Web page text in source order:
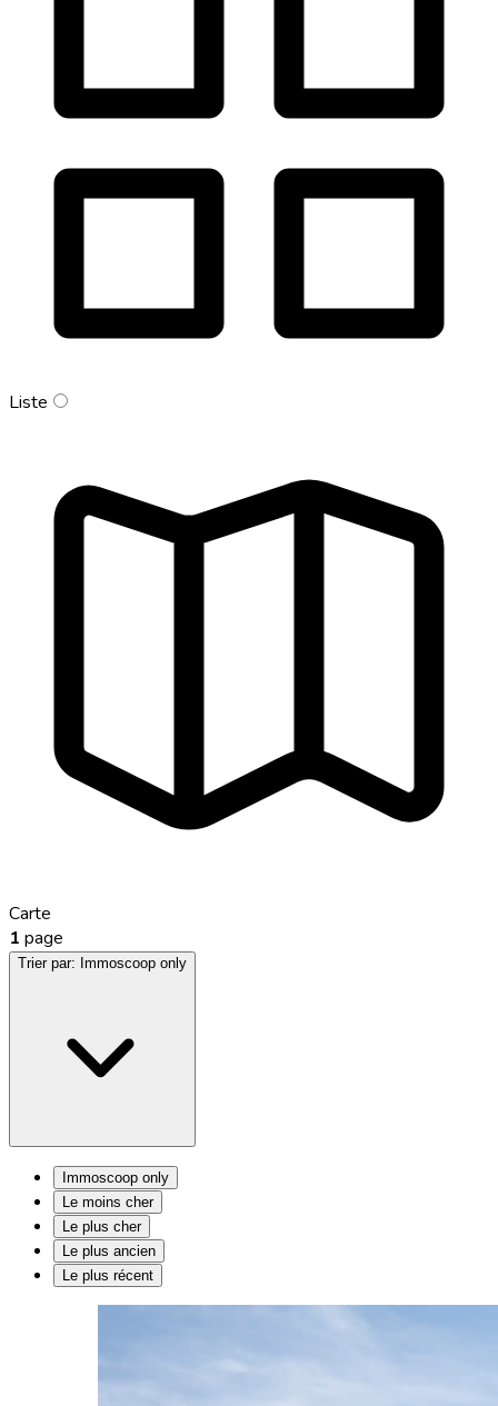
Liste
Carte
1 page
Trier par: Immoscoop only
Immoscoop only
Le moins cher
Le plus cher
Le plus ancien
Le plus récent